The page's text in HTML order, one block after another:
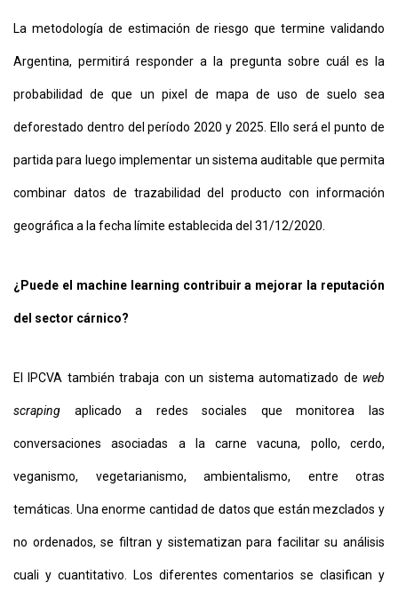
La metodología de estimación de riesgo que termine validando
Argentina, permitirá responder a la pregunta sobre cuál es la
probabilidad de que un pixel de mapa de uso de suelo sea
deforestado dentro del período 2020 y 2025. Ello será el punto de
partida para luego implementar un sistema auditable que permita
combinar datos de trazabilidad del producto con información
geográfica a la fecha límite establecida del 31/12/2020.
¿Puede el machine learning contribuir a mejorar la reputación
del sector cárnico?
El IPCVA también trabaja con un sistema automatizado de web
scraping aplicado a redes sociales que monitorea las
conversaciones asociadas a la carne vacuna, pollo, cerdo,
veganismo, vegetarianismo, ambientalismo, entre otras
temáticas. Una enorme cantidad de datos que están mezclados y
no ordenados, se filtran y sistematizan para facilitar su análisis
cuali y cuantitativo. Los diferentes comentarios se clasifican y